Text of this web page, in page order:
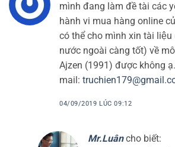
mình đang làm đề tài các
hành vi mua hàng online
có thể cho mình xin tài liệu
nước ngoài càng tốt) về
Ajzen (1991) được không
mail:
04/09/2019 LÚC 09:12
Mr.Luân cho biết: